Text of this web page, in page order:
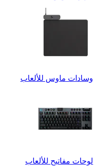
وسادات ماوس للألعاب
لوحات مفاتيح للألعاب